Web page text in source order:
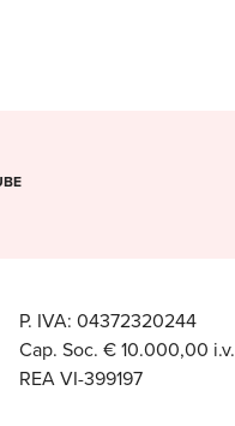
P. IVA: 04372320244
Cap. Soc. € 10.000,00 i.v.
REA VI-399197